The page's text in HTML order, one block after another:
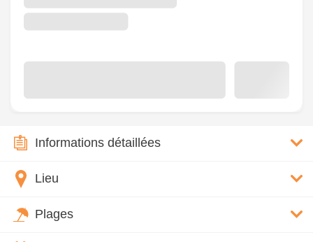
Informations détaillées
Lieu
Plages